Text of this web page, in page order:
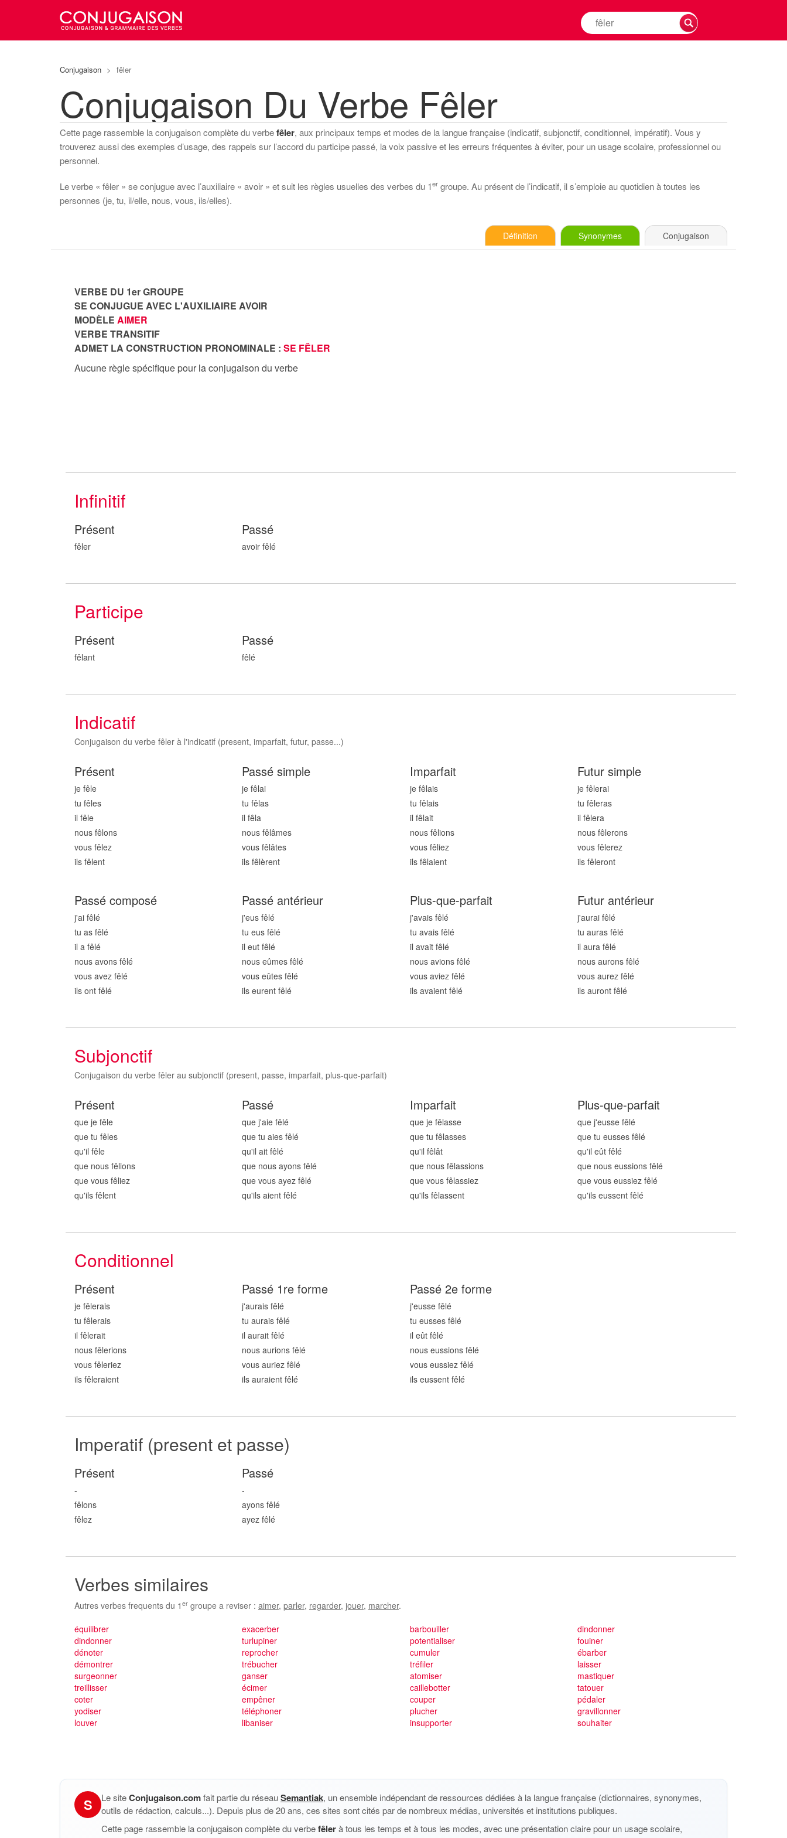
Rechercher
la
Conjugaison > fêler
Conjugaison Du Verbe Fêler
Cette page rassemble la conjugaison complète du verbefêler, aux principaux temps et modes de la langue française (indicatif, subjonctif, conditionnel, impératif). Vous y
trouverez aussi des exemples d’usage, des rappels sur l’accord du participe passé, la voix passive et les erreurs fréquentes à éviter, pour un usage scolaire, professionnel ou
personnel.
Le verbe « fêler » se conjugue avec l’auxiliaire « avoir » et suit les règles usuelles des verbes du 1er groupe. Au présent de l’indicatif, il s’emploie au quotidien à toutes les
personnes (je, tu, il/elle, nous, vous, ils/elles).
Définition Synonymes Conjugaison
VERBE DU 1er GROUPE
SE CONJUGUE AVEC L'AUXILIAIRE AVOIR
MODÈLE AIMER
VERBE TRANSITIF
ADMET LA CONSTRUCTION PRONOMINALE : SE FÊLER
Aucune règle spécifique pour la conjugaison du verbe
Infinitif
Présent
fêler
Passé
avoir fêlé
Participe
Présent
fêlant
Passé
fêlé
Indicatif
Conjugaison du verbe fêler à l'indicatif (present, imparfait, futur, passe...)
Présent
je fêle
tu fêles
il fêle
nous fêlons
vous fêlez
ils fêlent
Passé simple
je fêlai
tu fêlas
il fêla
nous fêlâmes
vous fêlâtes
ils fêlèrent
Imparfait
je fêlais
tu fêlais
il fêlait
nous fêlions
vous fêliez
ils fêlaient
Futur simple
je fêlerai
tu fêleras
il fêlera
nous fêlerons
vous fêlerez
ils fêleront
Passé composé
j'ai fêlé
tu as fêlé
il a fêlé
nous avons fêlé
vous avez fêlé
ils ont fêlé
Passé antérieur
j'eus fêlé
tu eus fêlé
il eut fêlé
nous eûmes fêlé
vous eûtes fêlé
ils eurent fêlé
Plus-que-parfait
j'avais fêlé
tu avais fêlé
il avait fêlé
nous avions fêlé
vous aviez fêlé
ils avaient fêlé
Futur antérieur
j'aurai fêlé
tu auras fêlé
il aura fêlé
nous aurons fêlé
vous aurez fêlé
ils auront fêlé
Subjonctif
Conjugaison du verbe fêler au subjonctif (present, passe, imparfait, plus-que-parfait)
Présent
que je fêle
que tu fêles
qu'il fêle
que nous fêlions
que vous fêliez
qu'ils fêlent
Passé
que j'aie fêlé
que tu aies fêlé
qu'il ait fêlé
que nous ayons fêlé
que vous ayez fêlé
qu'ils aient fêlé
Imparfait
que je fêlasse
que tu fêlasses
qu'il fêlât
que nous fêlassions
que vous fêlassiez
qu'ils fêlassent
Plus-que-parfait
que j'eusse fêlé
que tu eusses fêlé
qu'il eût fêlé
que nous eussions fêlé
que vous eussiez fêlé
qu'ils eussent fêlé
Conditionnel
Présent
je fêlerais
tu fêlerais
il fêlerait
nous fêlerions
vous fêleriez
ils fêleraient
Passé 1re forme
j'aurais fêlé
tu aurais fêlé
il aurait fêlé
nous aurions fêlé
vous auriez fêlé
ils auraient fêlé
Passé 2e forme
j'eusse fêlé
tu eusses fêlé
il eût fêlé
nous eussions fêlé
vous eussiez fêlé
ils eussent fêlé
Imperatif (present et passe)
Présent
-
fêlons
fêlez
Passé
-
ayons fêlé
ayez fêlé
Verbes similaires
Autres verbes frequents du 1 er groupe a reviser : aimer, parler, regarder, jouer, marcher.
équilibrer
dindonner
dénoter
démontrer
surgeonner
treillisser
coter
yodiser
louver
exacerber
turlupiner
reprocher
trébucher
ganser
écimer
empêner
téléphoner
libaniser
barbouiller
potentialiser
cumuler
tréfiler
atomiser
caillebotter
couper
plucher
insupporter
dindonner
fouiner
ébarber
laisser
mastiquer
tatouer
pédaler
gravillonner
souhaiter
S Le siteConjugaison.comfait partie du réseauSemantiak, un ensemble indépendant de ressources dédiées à la langue française (dictionnaires, synonymes,
outils de rédaction, calculs...). Depuis plus de 20 ans, ces sites sont cités par de nombreux médias, universités et institutions publiques.
Cette page rassemble la conjugaison complète du verbefêlerà tous les temps et à tous les modes, avec une présentation claire pour un usage scolaire,